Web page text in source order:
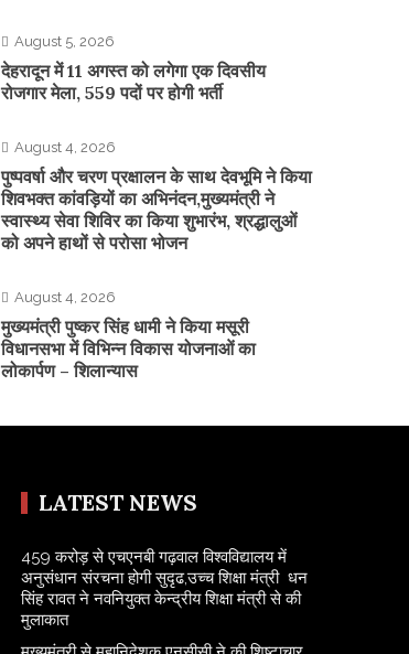
August 5, 2026
​देहरादून में 11 अगस्त को लगेगा एक दिवसीय
रोजगार मेला, 559 पदों पर होगी भर्ती
August 4, 2026
पुष्पवर्षा और चरण प्रक्षालन के साथ देवभूमि ने किया
शिवभक्त कांवड़ियों का अभिनंदन,मुख्यमंत्री ने
स्वास्थ्य सेवा शिविर का किया शुभारंभ, श्रद्धालुओं
को अपने हाथों से परोसा भोजन
August 4, 2026
मुख्यमंत्री पुष्कर सिंह धामी ने किया मसूरी
विधानसभा में विभिन्न विकास योजनाओं का
लोकार्पण – शिलान्यास
LATEST NEWS
459 करोड़ से एचएनबी गढ़वाल विश्वविद्यालय में
अनुसंधान संरचना होगी सुदृढ,उच्च शिक्षा मंत्री धन
सिंह रावत ने नवनियुक्त केन्द्रीय शिक्षा मंत्री से की
मुलाकात